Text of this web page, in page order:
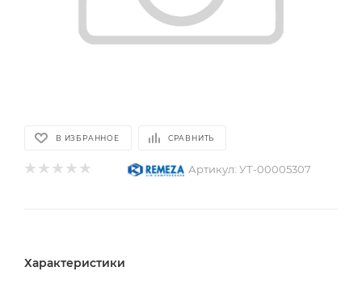
В ИЗБРАННОЕ СРАВНИТЬ
Артикул: УТ-00005307
Характеристики